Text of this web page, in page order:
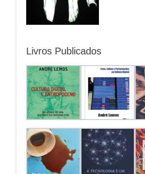
Livros Publicados